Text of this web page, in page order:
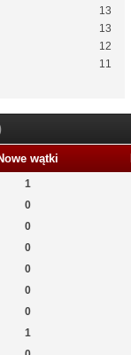
13
13
12
11
wątki
1
0
0
0
0
0
0
1